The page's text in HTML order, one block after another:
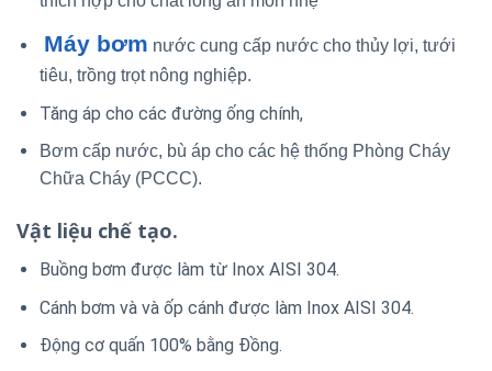
Máy bơm nước cung cấp nước cho thủy lợi, tưới
tiêu, trồng trọt nông nghiệp.
Tăng áp cho các đường ống chính,
Bơm cấp nước, bù áp cho các hệ thống Phòng Cháy
Chữa Cháy (PCCC).
Vật liệu chế tạo.
Buồng bơm được làm từ Inox AISI 304.
Cánh bơm và và ốp cánh được làm Inox AISI 304.
Động cơ quấn 100% bằng Đồng.